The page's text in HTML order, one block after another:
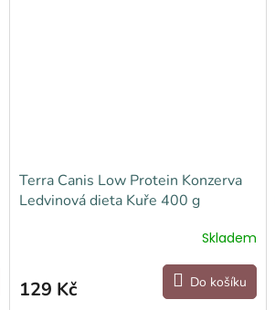
Terra Canis Low Protein Konzerva
Ledvinová dieta Kuře 400 g
Skladem
129 Kč Do košíku